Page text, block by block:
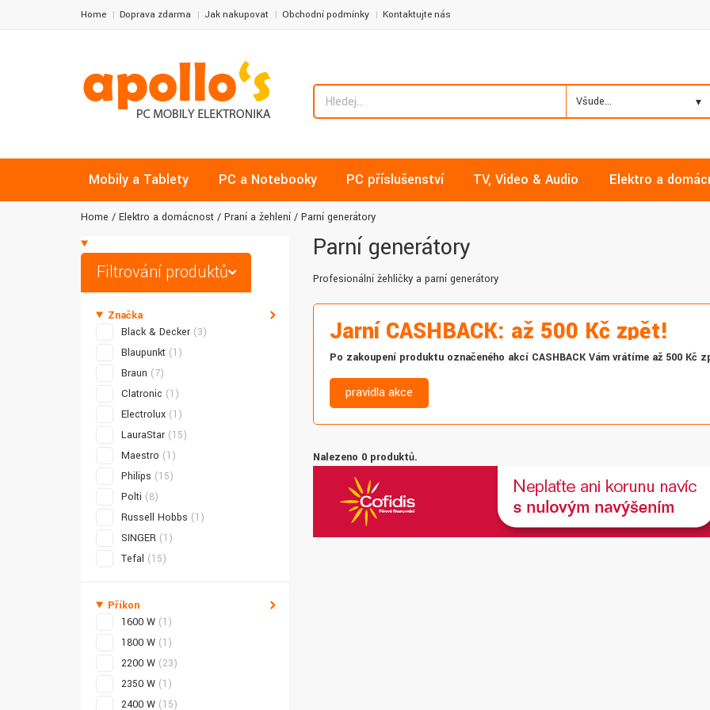
Home Doprava zdarma Jak nakupovat Obchodní podmínky Kontaktujte nás
Všude...
Mobily a Tablety PC a Notebooky PC příslušenství TV, Video & Audio Elektro a
Home Elektro a domácnost Praní a žehlení Parní generátory
Filtrování produktů
Značka
Black & Decker (3)
Blaupunkt (1)
Braun (7)
Clatronic (1)
Electrolux (1)
LauraStar (15)
Maestro (1)
Philips (15)
Polti (8)
Russell Hobbs (1)
SINGER (1)
Tefal (15)
Příkon
1600 W (1)
1800 W (1)
2200 W (23)
2350 W (1)
2400 W (15)
Parní generátory
Profesionální žehličky a parní generátory
Jarní CASHBACK: až 500 Kč zpět!
Po zakoupení produktu označeného akcí CASHBACK Vám vrátíme až 500 Kč
pravidla akce
Nalezeno 0 produktů.